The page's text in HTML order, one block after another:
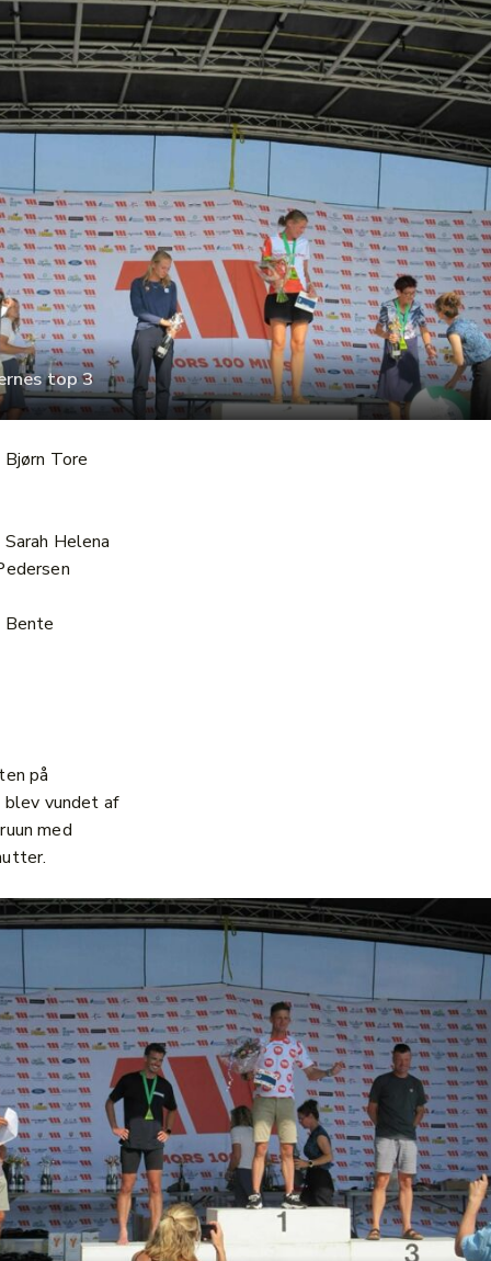
top 3
Tore
Helena
på
blev vundet af
med